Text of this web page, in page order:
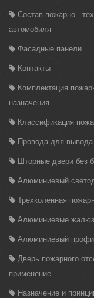
Состав пожарно -
автомобиля
Фасадные панели
Контакты
Комплектация
назначения
Классификация
Провода для
Шторные двери без
Алюминиевый
Трехколенная
Алюминиевые
Алюминиевый
Дверь пожарного
применение
Назначение и